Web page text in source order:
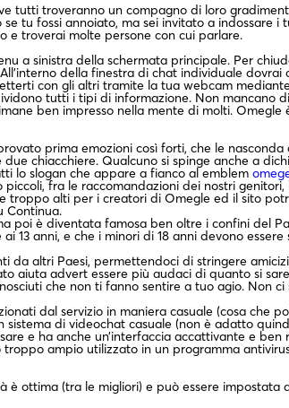
troveranno un compagno di loro
tu fossi annoiato, ma sei invitato a indossare
e troverai molte persone con cui parlare.
a sinistra della schermata principale. Per
della finestra di chat individuale
con gli altri tramite la tua webcam
tutti i tipi di informazione. Non mancano
ben impresso nella mente di molti.
prima emozioni così forti, che le
chiacchiere. Qualcuno si spinge anche a
lo slogan che appare a fianco al emblem
fra le raccomandazioni dei nostri
alti per i creatori di Omegle ed il sito
Continua.
poi è diventata famosa ben oltre i confini del
anni, e che i minori di 18 anni devono
altri Paesi, permettendoci di stringere
aiuta advert essere più audaci di quanto si
che non ti fanno sentire a tuo agio. Non
dal servizio in maniera casuale (cosa che
di videochat casuale (non è adatto
e ha anche un’interfaccia accattivante e
ampio utilizzato in un programma
(tra le migliori) e può essere impostata